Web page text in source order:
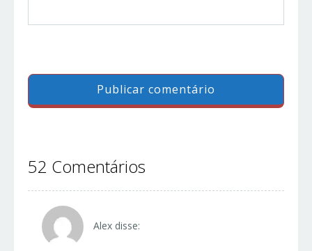
52 Comentários
Alex disse: